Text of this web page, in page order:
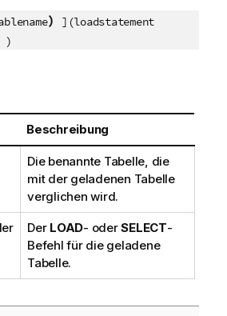
)
](loadstatement
)
Beschreibung
Die benannte Tabelle, die
mit der geladenen Tabelle
verglichen wird.
Der LOAD- oderSELECT-
Befehl für die geladene
Tabelle.